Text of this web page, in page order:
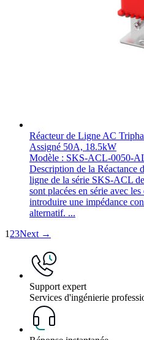
Réacteur de Ligne AC
Assigné 50A, 18.5kW
Modèle : SKS-ACL-0050-
Description de la Réactance
ligne de la série SKS-ACL
sont placées en série avec
introduire une impédance
alternatif. ...
1 23Next →
Support expert
Services d'ingénierie